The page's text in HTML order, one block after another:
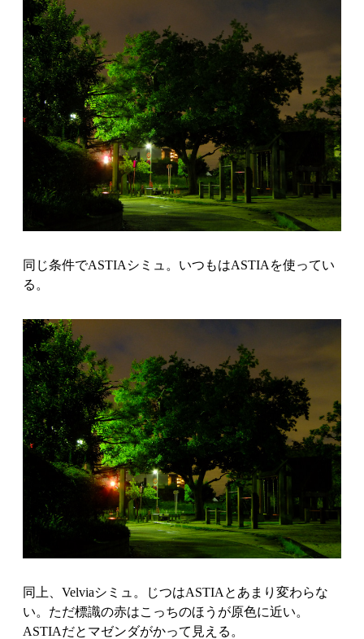
同じ条件でASTIAシミュ。いつもはASTIAを使ってい
る。
同上、Velviaシミュ。じつはASTIAとあまり変わらな
い。ただ標識の赤はこっちのほうが原色に近い。
ASTIAだとマゼンダがかって見える。